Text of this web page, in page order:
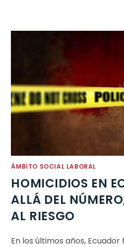
ÁMBITO SOCIAL LABORAL
HOMICIDIOS EN
ALLÁ DEL
AL RIESGO
En los últimos años,